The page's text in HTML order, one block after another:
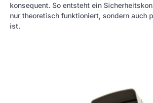
konsequent. So entsteht ein
nur theoretisch funktioniert, sondern auch
ist.